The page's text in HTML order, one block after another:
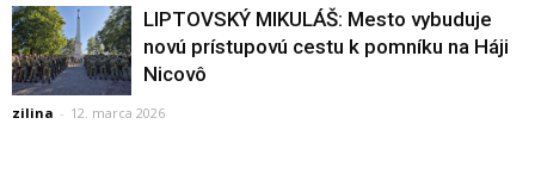
LIPTOVSKÝ MIKULÁŠ: Mesto vybuduje
novú prístupovú cestu k pomníku na Háji
Nicovô
zilina - 12. marca 2026